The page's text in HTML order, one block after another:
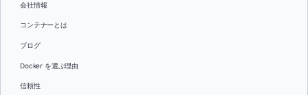
会社情報
コンテナーとは
ブログ
Docker を選ぶ理由
信頼性